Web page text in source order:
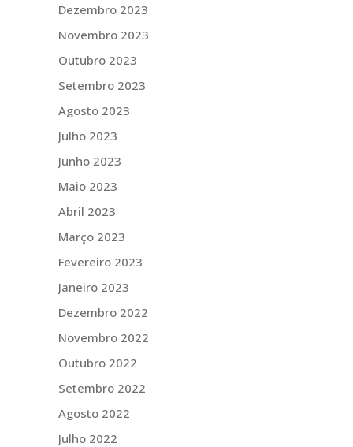
Dezembro 2023
Novembro 2023
Outubro 2023
Setembro 2023
Agosto 2023
Julho 2023
Junho 2023
Maio 2023
Abril 2023
Março 2023
Fevereiro 2023
Janeiro 2023
Dezembro 2022
Novembro 2022
Outubro 2022
Setembro 2022
Agosto 2022
Julho 2022